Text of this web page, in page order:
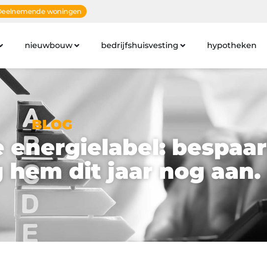
woningen
nieuwbouw bedrijfshuisvesting hypotheken
BLOG
bespaar
hem dit jaar nog aan.